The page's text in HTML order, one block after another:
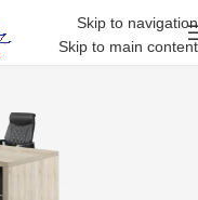
Skip to navigation
Skip to main content